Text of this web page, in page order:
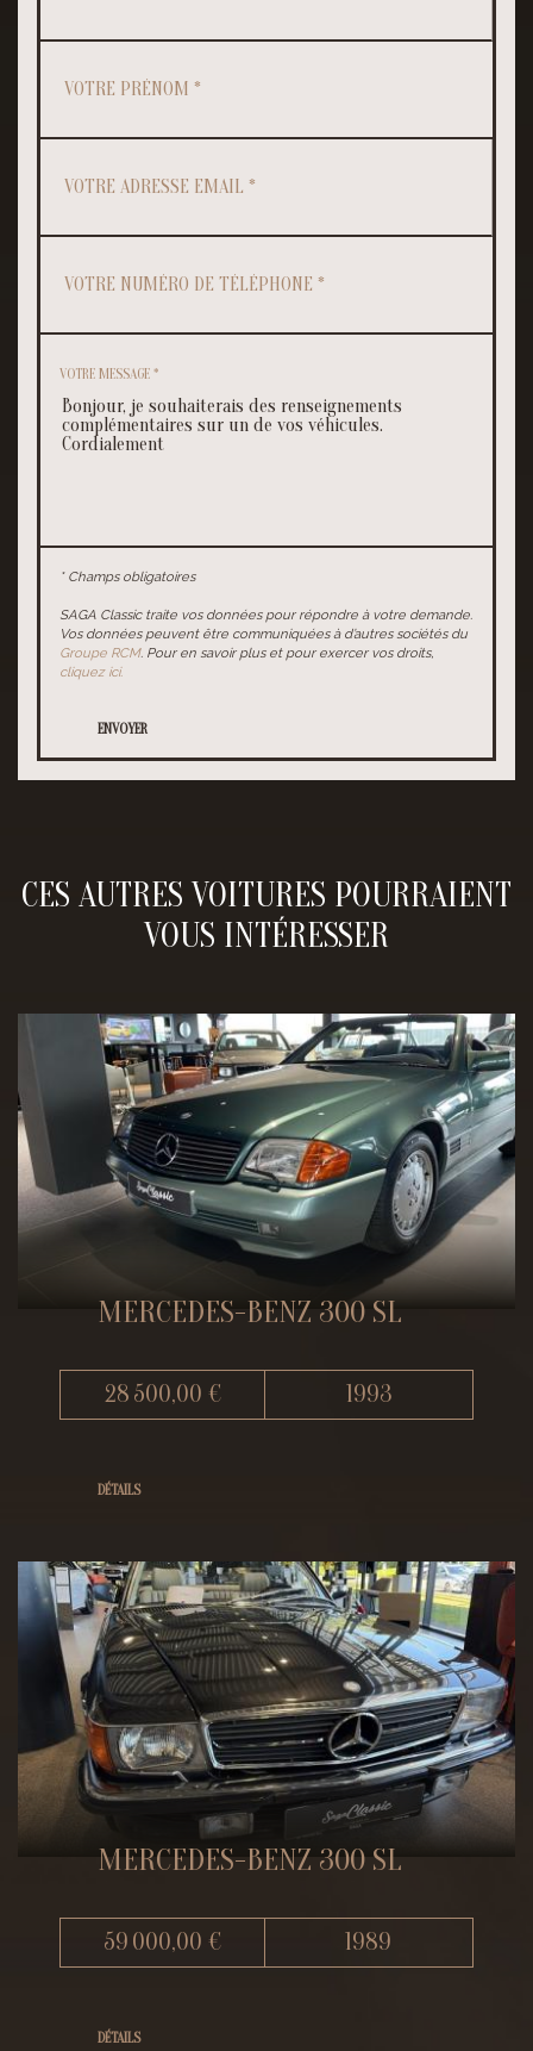
VOTRE MESSAGE *
* Champs obligatoires
SAGA Classic traite vos données pour répondre à votre demande.
Vos données peuvent être communiquées à d’autres sociétés du
Groupe RCM. Pour en savoir plus et pour exercer vos droits,
cliquez ici.
ENVOYER
CES AUTRES VOITURES POURRAIENT
VOUS INTÉRESSER
MERCEDES-BENZ 300 SL
28 500,00 € 1993
DÉTAILS
MERCEDES-BENZ 300 SL
59 000,00 € 1989
DÉTAILS